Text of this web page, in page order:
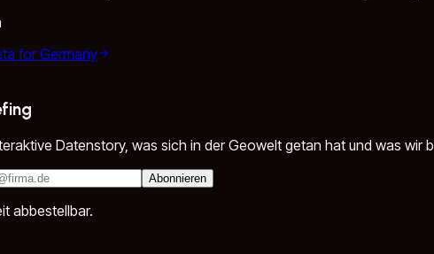
for Germany
Datenstory, was sich in der Geowelt getan hat und was
Abonnieren
abbestellbar.